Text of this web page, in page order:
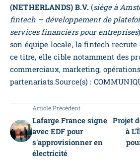
(NETHERLANDS) B.V. (siège à
fintech – développement de
services financiers pour entreprises
son équipe locale, la fintech
ce titre, elle cible notamment des
commerciaux, marketing,
partenariats.Source(s) :
Article Précédent
Lafarge France signe
avec EDF pour
s'approvisionner en
électricité
Projet
à